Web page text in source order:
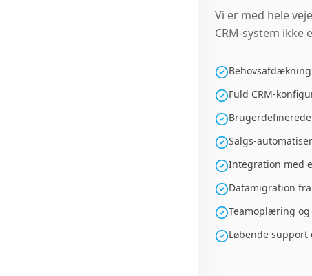
Vi er med hele
CRM-system ikke
Fuld CRM-
Salgs-
Integration med
Datamigration
Teamoplæring
Løbende